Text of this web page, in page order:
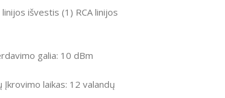
išvestis (1) RCA linijos
galia: 10 dBm
laikas: 12 valandų